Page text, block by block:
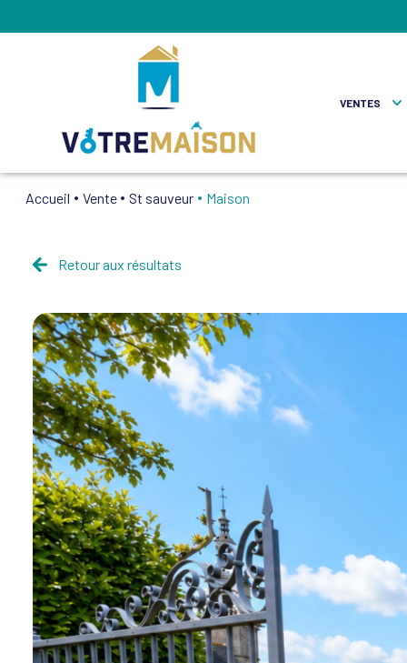
VENTES
Accueil Vente St sauveur Maison
Retour aux résultats